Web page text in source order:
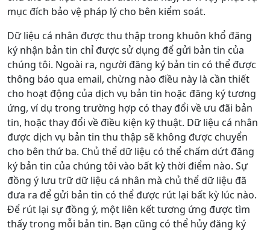
mục đích bảo vệ pháp lý cho bên kiểm soát.
Dữ liệu cá nhân được thu thập trong khuôn khổ đăng
ký nhận bản tin chỉ được sử dụng để gửi bản tin của
chúng tôi. Ngoài ra, người đăng ký bản tin có thể được
thông báo qua email, chừng nào điều này là cần thiết
cho hoạt động của dịch vụ bản tin hoặc đăng ký tương
ứng, ví dụ trong trường hợp có thay đổi về ưu đãi bản
tin, hoặc thay đổi về điều kiện kỹ thuật. Dữ liệu cá nhân
được dịch vụ bản tin thu thập sẽ không được chuyển
cho bên thứ ba. Chủ thể dữ liệu có thể chấm dứt đăng
ký bản tin của chúng tôi vào bất kỳ thời điểm nào. Sự
đồng ý lưu trữ dữ liệu cá nhân mà chủ thể dữ liệu đã
đưa ra để gửi bản tin có thể được rút lại bất kỳ lúc nào.
Để rút lại sự đồng ý, một liên kết tương ứng được tìm
thấy trong mỗi bản tin. Bạn cũng có thể hủy đăng ký